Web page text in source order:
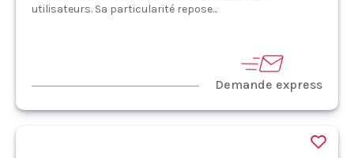
utilisateurs. Sa particularité repose...
Demande express